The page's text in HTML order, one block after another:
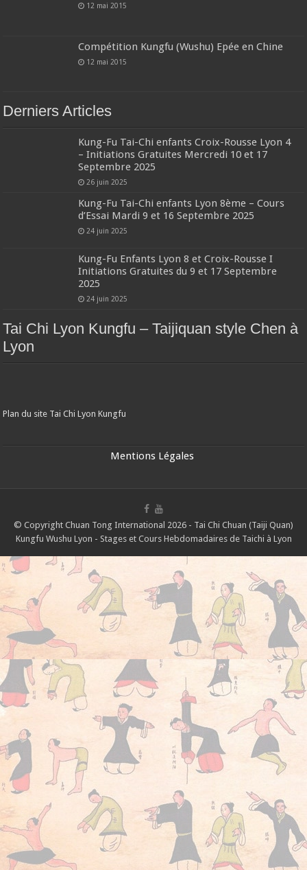
12 mai 2015
Compétition Kungfu (Wushu) Epée en Chine
12 mai 2015
Derniers Articles
Kung-Fu Tai-Chi enfants Croix-Rousse Lyon 4
– Initiations Gratuites Mercredi 10 et 17
Septembre 2025
26 juin 2025
Kung-Fu Tai-Chi enfants Lyon 8ème – Cours
d’Essai Mardi 9 et 16 Septembre 2025
24 juin 2025
Kung-Fu Enfants Lyon 8 et Croix-Rousse I
Initiations Gratuites du 9 et 17 Septembre
2025
24 juin 2025
Tai Chi Lyon Kungfu – Taijiquan style Chen à
Lyon
Plan du site Tai Chi Lyon Kungfu
Mentions Légales
© Copyright Chuan Tong International 2026 - Tai Chi Chuan (Taiji Quan)
Kungfu Wushu Lyon - Stages et Cours Hebdomadaires de Taichi à Lyon